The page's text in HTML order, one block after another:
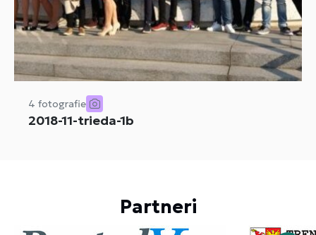
4 fotografie
2018-11-trieda-1b
Partneri